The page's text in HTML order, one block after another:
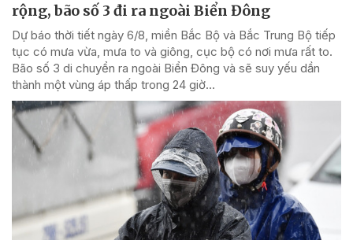
rộng, bão số 3 đi ra ngoài Biển Đông
Dự báo thời tiết ngày 6/8, miền Bắc Bộ và Bắc Trung Bộ tiếp
tục có mưa vừa, mưa to và giông, cục bộ có nơi mưa rất to.
Bão số 3 di chuyển ra ngoài Biển Đông và sẽ suy yếu dần
thành một vùng áp thấp trong 24 giờ...